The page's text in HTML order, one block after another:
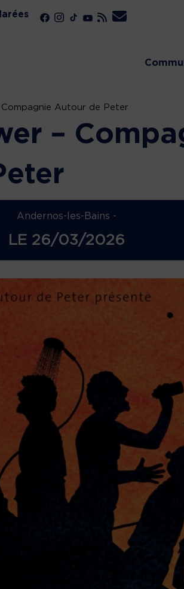
Autour de Peter
–
Andernos-les-Bains -
LE 26/03/2026